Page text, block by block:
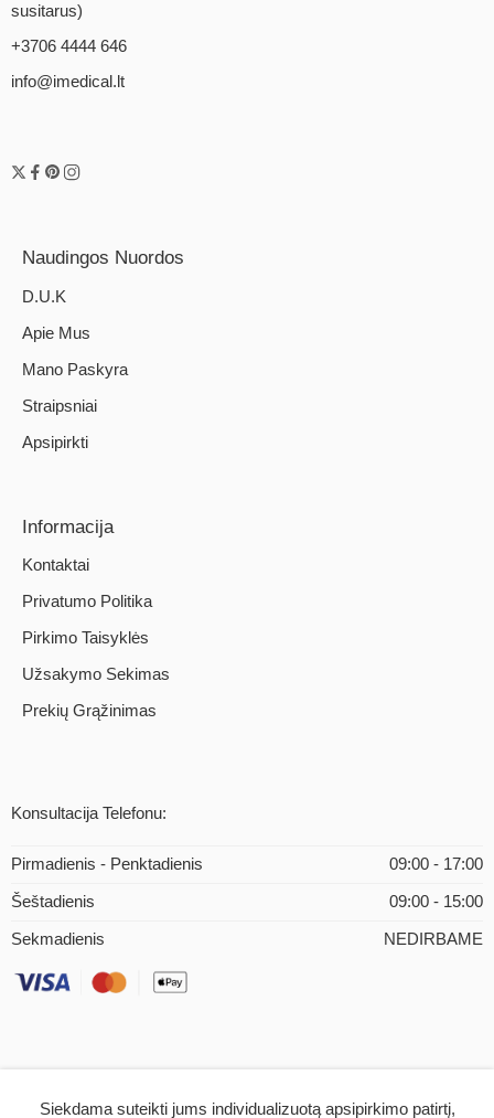
susitarus)
+3706 4444 646
info@imedical.lt
Naudingos Nuordos
D.U.K
Apie Mus
Mano Paskyra
Straipsniai
Apsipirkti
Informacija
Kontaktai
Privatumo Politika
Pirkimo Taisyklės
Užsakymo Sekimas
Prekių Grąžinimas
Konsultacija Telefonu:
Pirmadienis - Penktadienis 09:00 - 17:00
Šeštadienis 09:00 - 15:00
Sekmadienis NEDIRBAME
Siekdama suteikti jums individualizuotą apsipirkimo patirtį,